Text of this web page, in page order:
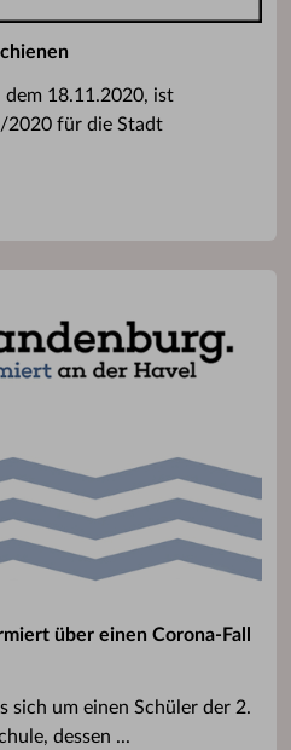
18.11.2020, ist
2020 für die Stadt
über einen Corona-Fall
sich um einen Schüler der 2.
dessen ...